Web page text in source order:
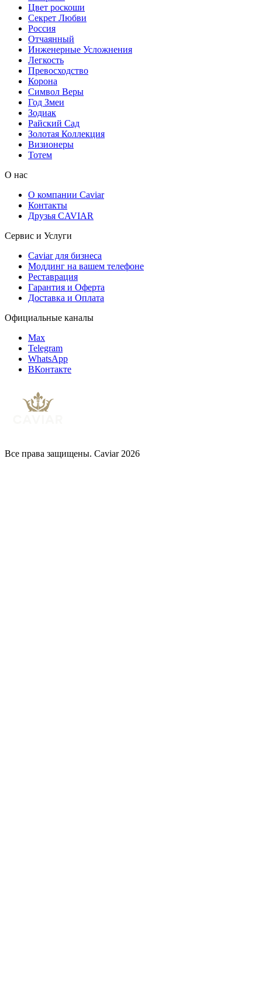
Цвет роскоши
Секрет Любви
Россия
Отчаянный
Инженерные Усложнения
Легкость
Превосходство
Корона
Символ Веры
Год Змеи
Зодиак
Райский Сад
Золотая Коллекция
Визионеры
Тотем
О нас
О компании Caviar
Контакты
Друзья CAVIAR
Сервис и Услуги
Caviar для бизнеса
Моддинг на вашем телефоне
Реставрация
Гарантия и Оферта
Доставка и Оплата
Официальные каналы
Max
Telegram
WhatsApp
ВКонтакте
Все права защищены. Caviar 2026